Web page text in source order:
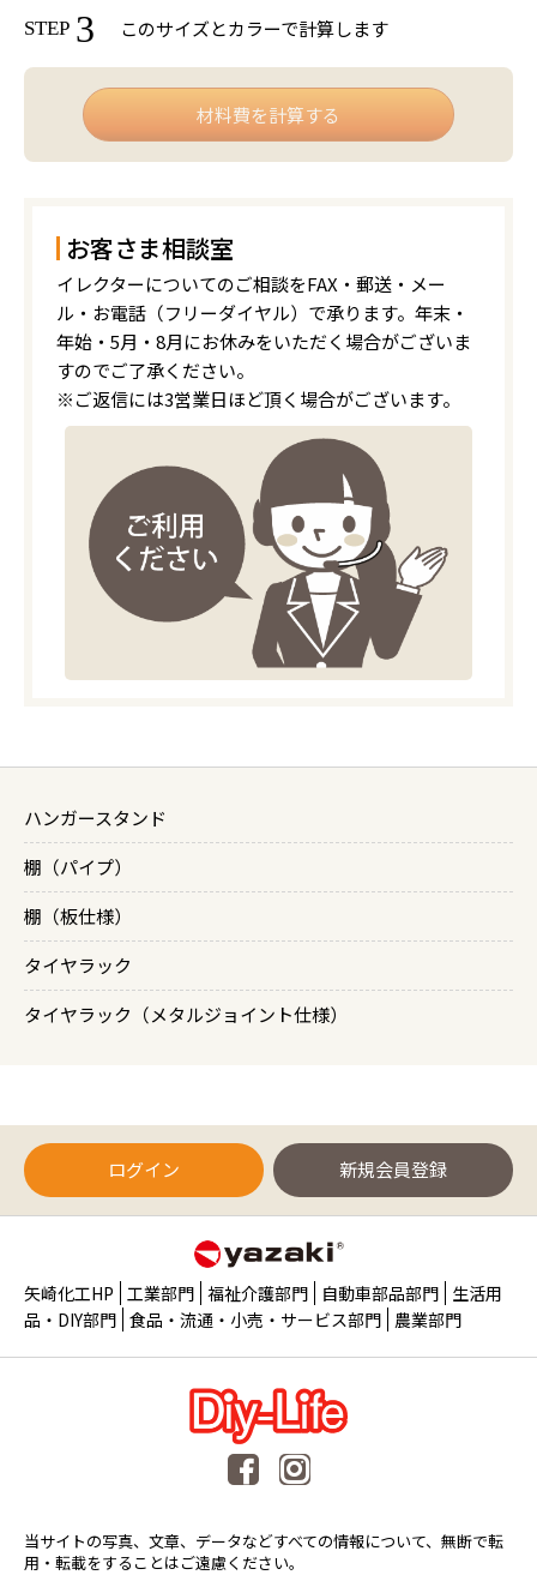
STEP 3 このサイズとカラーで計算します
お客さま相談室
イレクターについてのご相談をFAX・郵送・メー
ル・お電話（フリーダイヤル）で承ります。年末・
年始・5月・8月にお休みをいただく場合がございま
すのでご了承ください。
※ご返信には3営業日ほど頂く場合がございます。
ハンガースタンド
棚（パイプ）
棚（板仕様）
タイヤラック
タイヤラック（メタルジョイント仕様）
ログイン 新規会員登録
矢崎化工HP 工業部門 福祉介護部門 自動車部品部門 生活用
品・DIY部門 食品・流通・小売・サービス部門 農業部門
当サイトの写真、文章、データなどすべての情報について、無断で転
用・転載をすることはご遠慮ください。